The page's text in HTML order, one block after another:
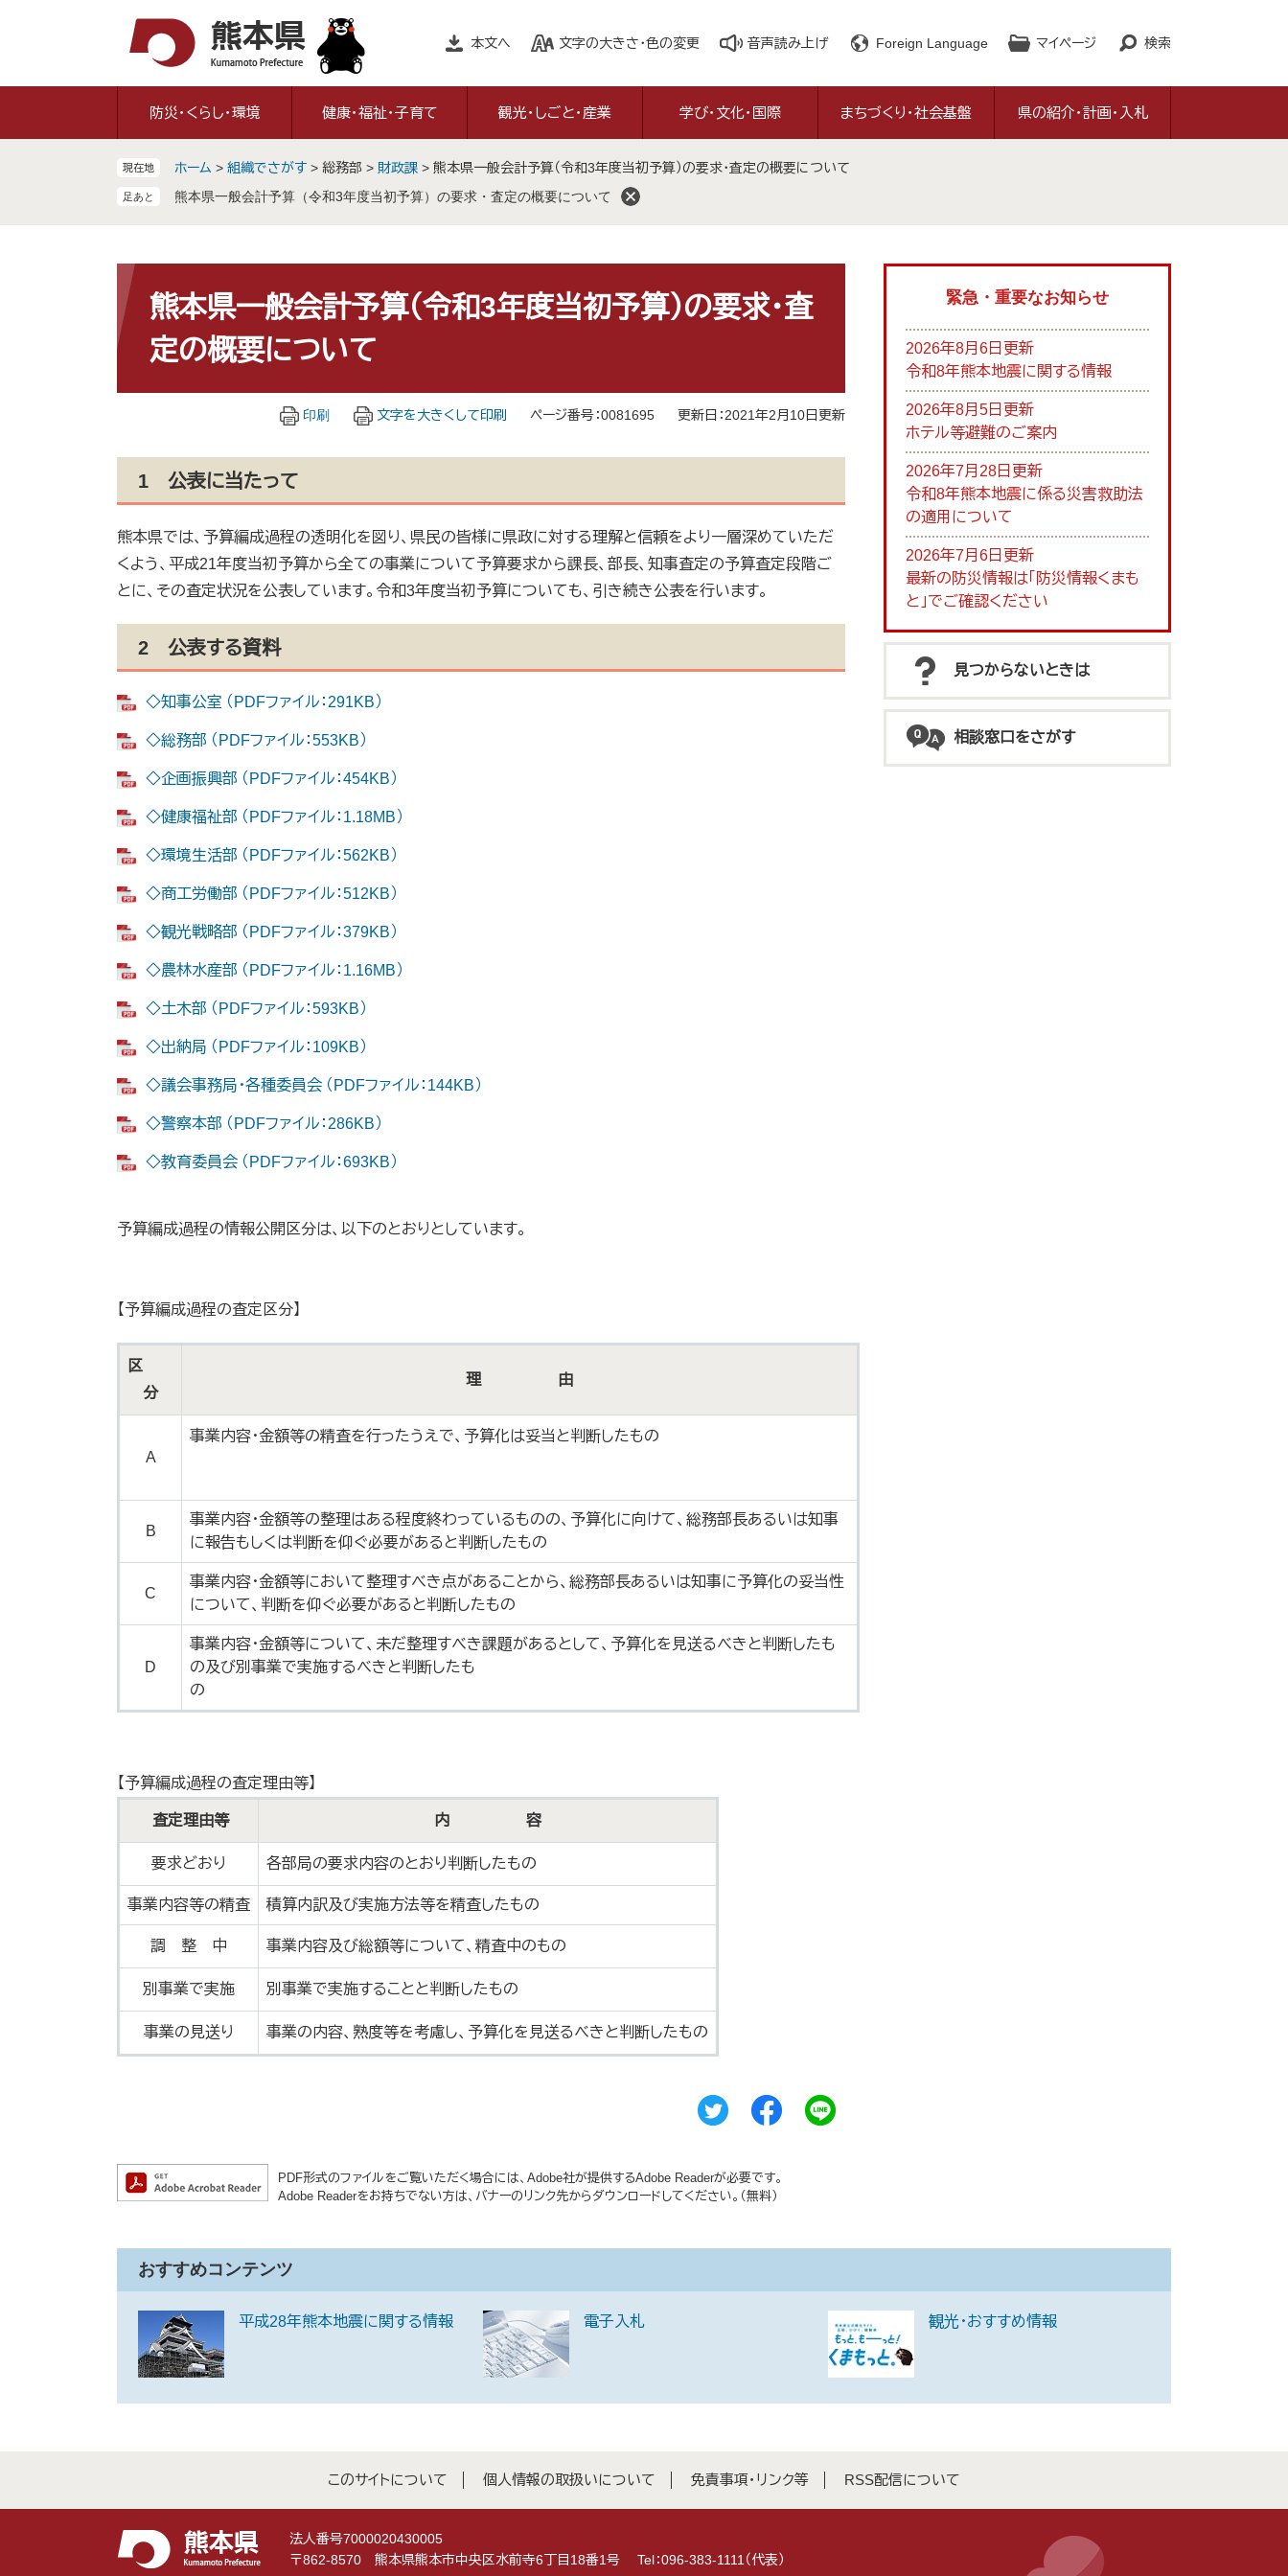
本文へ 文字の大きさ・色の変更 音声読み上げ Foreign Language マイページ 検索
防災・くらし・環境 健康・福祉・子育て 観光・しごと・産業 学び・文化・国際 まちづくり・社会基盤 県の紹介・計画・入札
現在地 ホーム > 組織でさがす > 総務部 > 財政課 > 熊本県一般会計予算（令和3年度当初予算）の要求・査定の概要について
熊本県一般会計予算（令和3年度当初予算）の要求・査定の概要について
文
熊本県一般会計予算（令和3年度当初予算）の要求・査
定の概要について
印刷 文字を大きくして印刷 ページ番号：0081695 更新日：2021年2月10日更新
1 公表に当たって
熊本県では、予算編成過程の透明化を図り、県民の皆様に県政に対する理解と信頼をより一層深めていただ
くよう、平成21年度当初予算から全ての事業について予算要求から課長、部長、知事査定の予算査定段階ご
とに、その査定状況を公表しています。令和3年度当初予算についても、引き続き公表を行います。
2 公表する資料
◇知事公室 （PDFファイル：291KB）
◇総務部 （PDFファイル：553KB）
◇企画振興部 （PDFファイル：454KB）
◇健康福祉部 （PDFファイル：1.18MB）
◇環境生活部 （PDFファイル：562KB）
◇商工労働部 （PDFファイル：512KB）
◇観光戦略部 （PDFファイル：379KB）
◇農林水産部 （PDFファイル：1.16MB）
◇土木部 （PDFファイル：593KB）
◇出納局 （PDFファイル：109KB）
◇議会事務局・各種委員会 （PDFファイル：144KB）
◇警察本部 （PDFファイル：286KB）
◇教育委員会 （PDFファイル：693KB）
予算編成過程の情報公開区分は、以下のとおりとしています。
【予算編成過程の査定区分】
区
分
理 由
A
事業内容・金額等の精査を行ったうえで、予算化は妥当と判断したもの
B
事業内容・金額等の整理はある程度終わっているものの、予算化に向けて、総務部長あるいは知事
に報告もしくは判断を仰ぐ必要があると判断したもの
C
事業内容・金額等において整理すべき点があることから、総務部長あるいは知事に予算化の妥当性
について、判断を仰ぐ必要があると判断したもの
D
事業内容・金額等について、未だ整理すべき課題があるとして、予算化を見送るべきと判断したも
の及び別事業で実施するべきと判断したも
の
【予算編成過程の査定理由等】
査定理由等 内 容
要求どおり 各部局の要求内容のとおり判断したもの
事業内容等の精査 積算内訳及び実施方法等を精査したもの
調 整 中 事業内容及び総額等について、精査中のもの
別事業で実施 別事業で実施することと判断したもの
事業の見送り 事業の内容、熟度等を考慮し、予算化を見送るべきと判断したもの
PDF形式のファイルをご覧いただく場合には、Adobe社が提供するAdobe Readerが必要です。
Adobe Readerをお持ちでない方は、バナーのリンク先からダウンロードしてください。（無料）
緊急・重要なお知らせ
2026年8月6日更新
令和8年熊本地震に関する情報
2026年8月5日更新
ホテル等避難のご案内
2026年7月28日更新
令和8年熊本地震に係る災害救助法
の適用について
2026年7月6日更新
最新の防災情報は「防災情報くまも
と」でご確認ください
見つからないときは
相談窓口をさがす
おすすめコンテンツ
平成28年熊本地震に関する情報 電子入札 観光・おすすめ情報
このサイトについて 個人情報の取扱いについて 免責事項・リンク等 RSS配信について
法人番号7000020430005
〒862-8570 熊本県熊本市中央区水前寺6丁目18番1号
Tel：096-383-1111（代表）